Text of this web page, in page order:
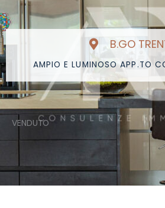
B.GO
AMPIO E LUMINOSO APP.TO
VENDUTO